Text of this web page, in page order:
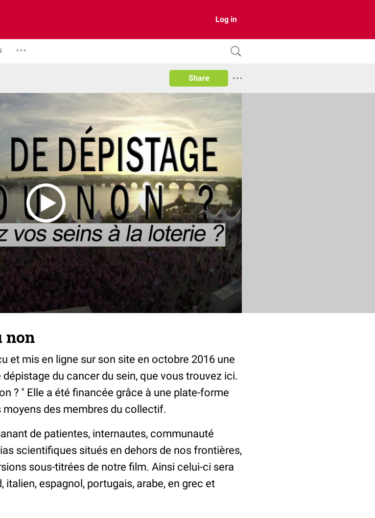
Log in
Share
non
et mis en ligne sur son site en octobre 2016 une
du cancer du sein, que vous trouvez ici.
? " Elle a été financée grâce à une plate-forme
des membres du collectif.
de patientes, internautes, communauté
scientifiques situés en dehors de nos frontières,
sous-titrées de notre film. Ainsi celui-ci sera
italien, espagnol, portugais, arabe, en grec et